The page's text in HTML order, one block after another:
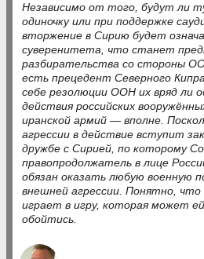
Независимо от того, будут ли
одиночку или при поддержке
вторжение в Сирию будет
суверенитета, что станет
разбирательства со стороны
есть прецедент Северного
себе резолюции ООН их вряд ли
действия российских
иранской армий — вполне.
агрессии в действие вступит
дружбе с Сирией, по которому
правопродолжатель в лице
обязан оказать любую военную
внешней агрессии. Понятно, что
играет в игру, которая может
обойтись.